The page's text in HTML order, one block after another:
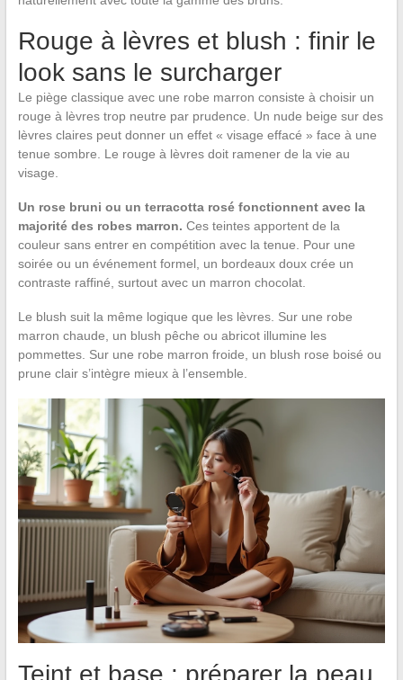
Rouge à lèvres et blush : finir le
look sans le surcharger
Le piège classique avec une robe marron consiste à choisir un
rouge à lèvres trop neutre par prudence. Un nude beige sur des
lèvres claires peut donner un effet « visage effacé » face à une
tenue sombre. Le rouge à lèvres doit ramener de la vie au
visage.
Un rose bruni ou un terracotta rosé fonctionnent avec la
majorité des robes marron. Ces teintes apportent de la
couleur sans entrer en compétition avec la tenue. Pour une
soirée ou un événement formel, un bordeaux doux crée un
contraste raffiné, surtout avec un marron chocolat.
Le blush suit la même logique que les lèvres. Sur une robe
marron chaude, un blush pêche ou abricot illumine les
pommettes. Sur une robe marron froide, un blush rose boisé ou
prune clair s’intègre mieux à l’ensemble.